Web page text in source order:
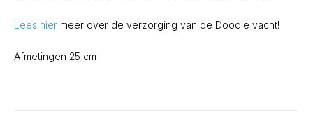
Lees hier meer over de verzorging van de Doodle vacht!
Afmetingen 25 cm